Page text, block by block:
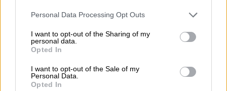
Please note that this website/app uses one or more Google
not limited to your visit or usage behaviour. You may click to
grant or deny consent to Google and its third-party tags to
use your data for below specified purposes in below Google
consent section.
Personal Data Processing Opt Outs
I want to opt-out of the Sharing of my
personal data.
Opted In
I want to opt-out of the Sale of my
Personal Data.
Opted In
Το όριο φτώχειας, που το 2014 ανερχόταν σε
6.812 τουρκικές λίρες, έχει φτάσει το 2024
στα 81.742 λίρες, σημειώνοντας αύξηση 12
φορές.